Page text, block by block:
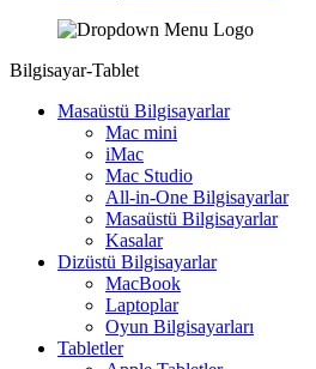
Bilgisayar-Tablet
Masaüstü Bilgisayarlar
Mac mini
iMac
Mac Studio
All-in-One Bilgisayarlar
Masaüstü Bilgisayarlar
Kasalar
Dizüstü Bilgisayarlar
MacBook
Laptoplar
Oyun Bilgisayarları
Tabletler